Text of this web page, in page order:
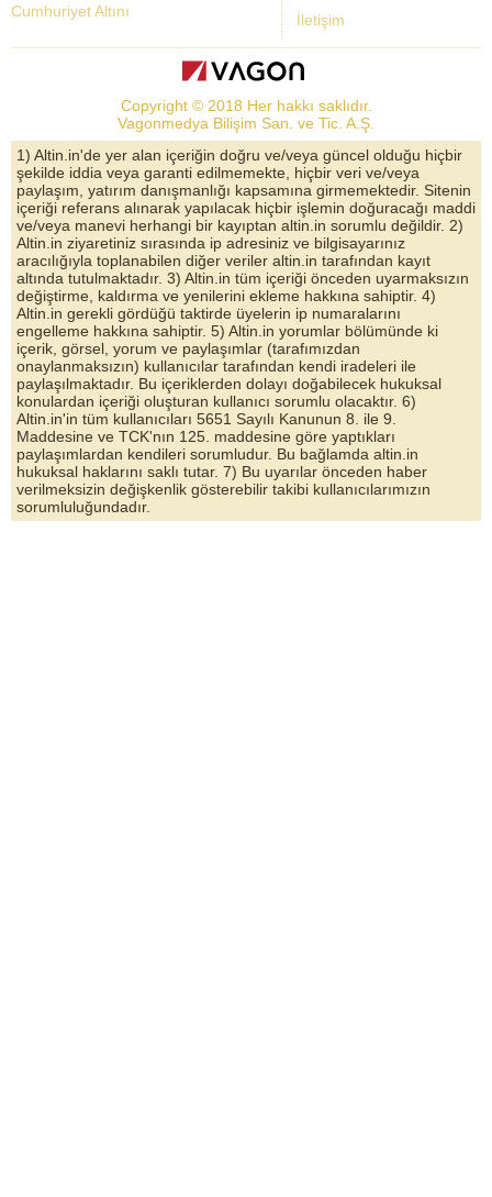
İletişim
Cumhuriyet Altını
Dolar Kuru
Altın Yorumları
Döviz Kurları
Çeyrek Altın
Bitcoin
Euro/Dolar Parite
Sterlin
Döviz Arşivi
Copyright © 2018 Her hakkı saklıdır.
Vagonmedya Bilişim San. ve Tic. A.Ş.
1) Altin.in'de yer alan içeriğin doğru ve/veya güncel olduğu hiçbir
şekilde iddia veya garanti edilmemekte, hiçbir veri ve/veya
paylaşım, yatırım danışmanlığı kapsamına girmemektedir. Sitenin
içeriği referans alınarak yapılacak hiçbir işlemin doğuracağı maddi
ve/veya manevi herhangi bir kayıptan altin.in sorumlu değildir. 2)
Altin.in ziyaretiniz sırasında ip adresiniz ve bilgisayarınız
aracılığıyla toplanabilen diğer veriler altin.in tarafından kayıt
altında tutulmaktadır. 3) Altin.in tüm içeriği önceden uyarmaksızın
değiştirme, kaldırma ve yenilerini ekleme hakkına sahiptir. 4)
Altin.in gerekli gördüğü taktirde üyelerin ip numaralarını
engelleme hakkına sahiptir. 5) Altin.in yorumlar bölümünde ki
içerik, görsel, yorum ve paylaşımlar (tarafımızdan
onaylanmaksızın) kullanıcılar tarafından kendi iradeleri ile
paylaşılmaktadır. Bu içeriklerden dolayı doğabilecek hukuksal
konulardan içeriği oluşturan kullanıcı sorumlu olacaktır. 6)
Altin.in'in tüm kullanıcıları 5651 Sayılı Kanunun 8. ile 9.
Maddesine ve TCK'nın 125. maddesine göre yaptıkları
paylaşımlardan kendileri sorumludur. Bu bağlamda altin.in
hukuksal haklarını saklı tutar. 7) Bu uyarılar önceden haber
verilmeksizin değişkenlik gösterebilir takibi kullanıcılarımızın
sorumluluğundadır.